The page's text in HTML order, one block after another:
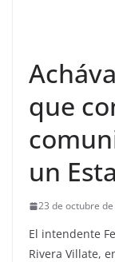
que
un
23 de octubre
El intendente
Rivera Villate,